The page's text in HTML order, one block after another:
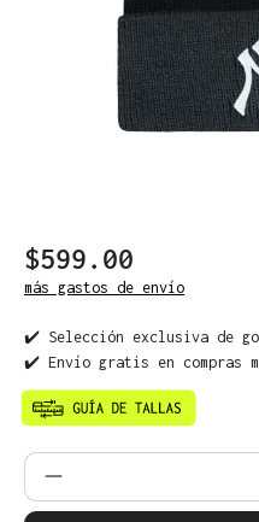
$599.00
más gastos de envío
✔️ Selección exclusiva de
✔️ Envío gratis en compras
Cantidad del